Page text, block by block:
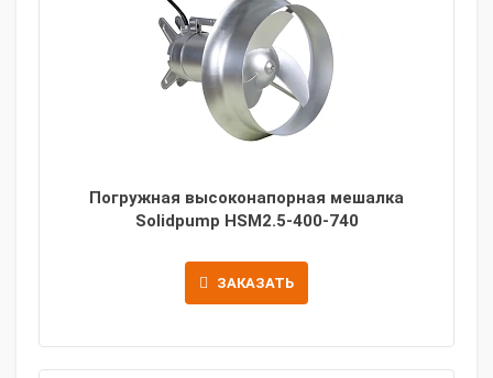
Погружная высоконапорная мешалка
Solidpump HSM2.5-400-740
ЗАКАЗАТЬ